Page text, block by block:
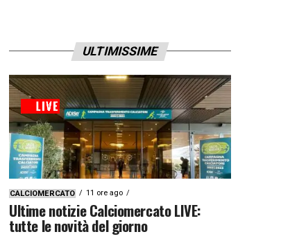
ULTIMISSIME
CALCIOMERCATO 11 ore ago
Ultime notizie Calciomercato LIVE:
tutte le novità del giorno